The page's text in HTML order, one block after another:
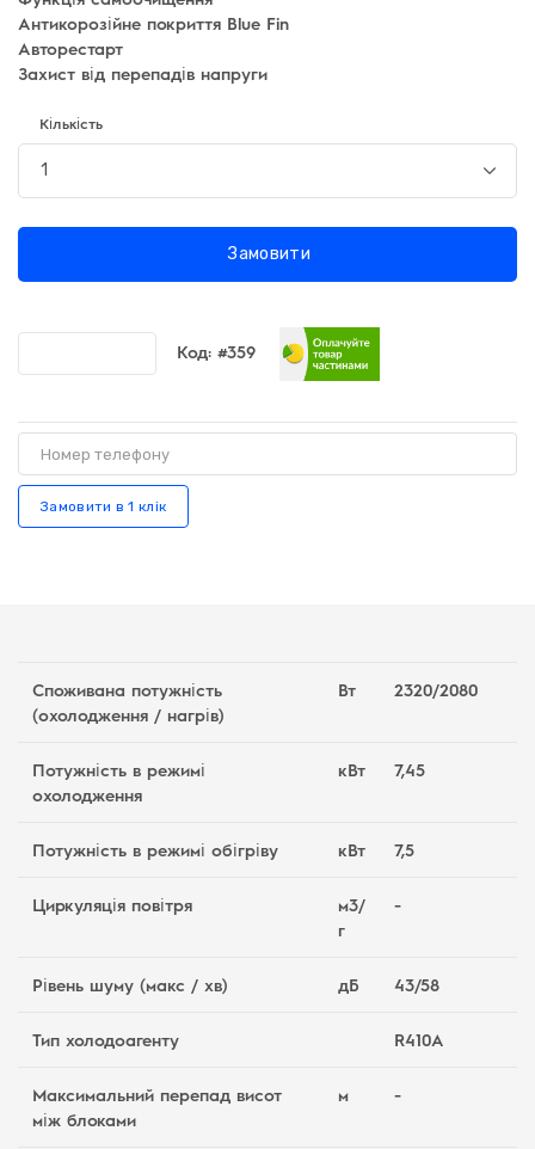
Антикорозійне покриття Blue Fin
Авторестарт
Захист від перепадів напруги
Кількість
Замовити
Код: #359
Замовити в 1 клік
Споживана потужність
(охолодження / нагрів)
Вт 2320/2080
Потужність в режимі
охолодження
кВт 7,45
Потужність в режимі обігріву кВт 7,5
Циркуляція повітря
м3/
г
-
Рівень шуму (макс / хв) дБ 43/58
Тип холодоагенту R410А
Максимальний перепад висот
між блоками
м -